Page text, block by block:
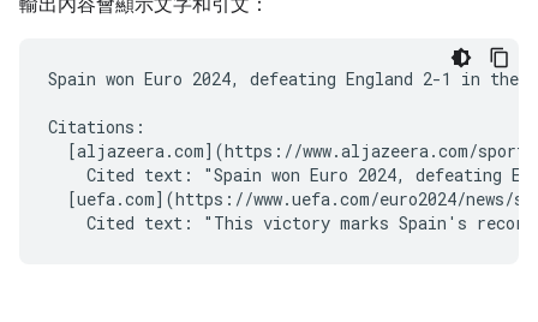
Spain won Euro 2024, defeating England 2-1 in
Citations:
[aljazeera.com](https://www.aljazeera.com/
Cited text: "Spain won Euro 2024, defeating
[uefa.com](https://www.uefa.com/euro2024/news/